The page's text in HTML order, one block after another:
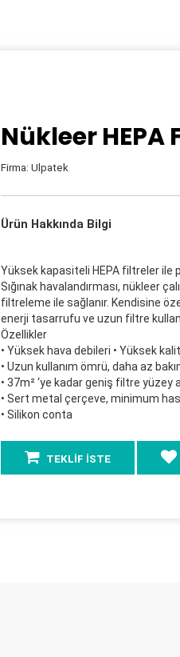
Nükleer HEPA
Firma: Ulpatek
Ürün Hakkında Bilgi
Yüksek kapasiteli HEPA filtreler ile
Sığınak havalandırması, nükleer
filtreleme ile sağlanır. Kendisine
enerji tasarrufu ve uzun filtre
Özellikler
• Yüksek hava debileri • Yüksek
• Uzun kullanım ömrü, daha az
• 37m² ‘ye kadar geniş filtre yüzey
• Sert metal çerçeve, minimum
• Silikon conta
TEKLİF İSTE